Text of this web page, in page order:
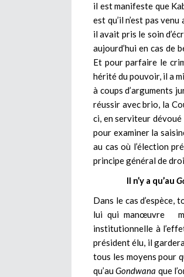
il est manifeste que
est qu’il n’est pas
il avait pris le soin
aujourd’hui en cas de
Et pour parfaire le
hérité du pouvoir, il a
à coups d’arguments
réussir avec brio, la
ci, en serviteur
pour examiner la
au cas où l’élection
principe général de
Il n’y a qu’au
Dans le cas d’espèce,
lui qui manœuvre
institutionnelle à
président élu, il
tous les moyens pour
qu’auGondwana que